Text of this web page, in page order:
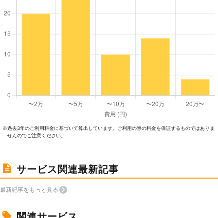
※過去3年のご利⽤料⾦に基づいて算出しています。ご利⽤の際の料⾦を保証するものではありま
せんのでご注意ください。
サービス関連最新記事
最新記事をもっと見る